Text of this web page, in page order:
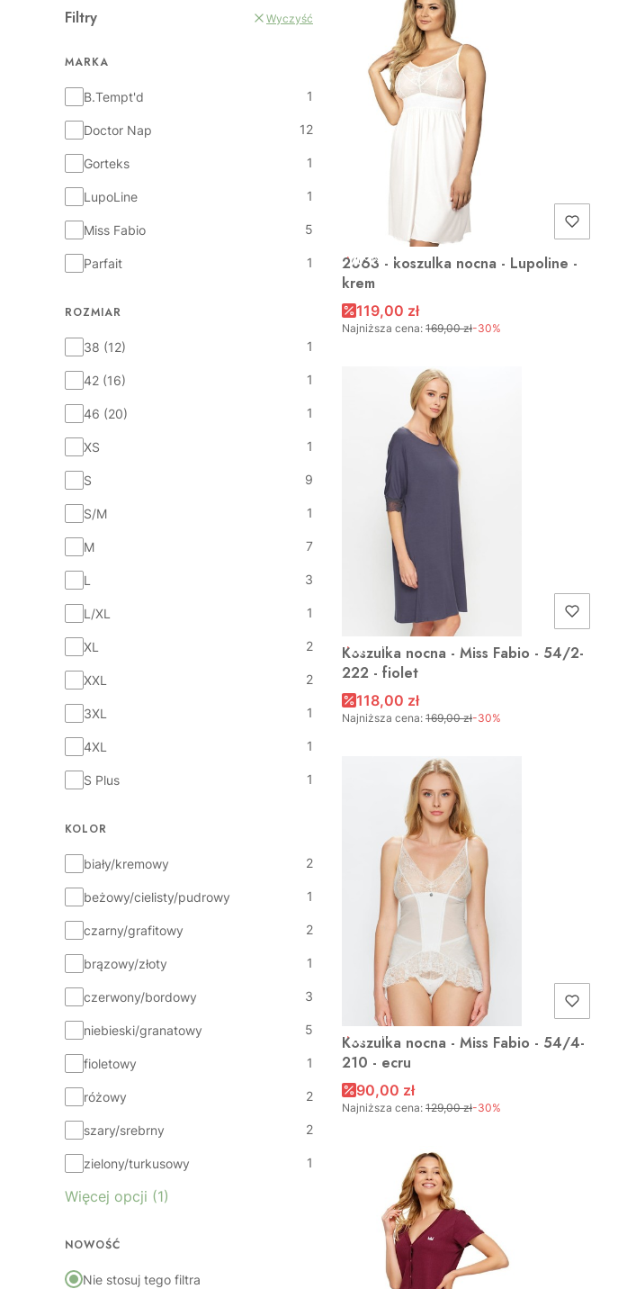
Filtry Wyczyść
MARKA
Marka
B.Tempt'd 1
Doctor Nap 12
Gorteks 1
LupoLine 1
Miss Fabio 5
Parfait 1
ROZMIAR
Rozmiar
38 (12) 1
42 (16) 1
46 (20) 1
XS 1
S 9
S/M 1
M 7
L 3
L/XL 1
XL 2
XXL 2
3XL 1
4XL 1
S Plus 1
KOLOR
Kolorbiały/kremowy 2
beżowy/cielisty/pudrowy 1
czarny/grafitowy 2
brązowy/złoty 1
czerwony/bordowy 3
niebieski/granatowy 5
fioletowy 1
różowy 2
szary/srebrny 2
zielony/turkusowy 1
Więcej opcji (1)
NOWOŚĆ
Nie stosuj tego filtra
OKAZJA
2063 - koszulka nocna - Lupoline -
krem
119,00 zł
Najniższa cena: 169,00 zł-30%
OKAZJA
Koszulka nocna - Miss Fabio - 54/2-
222 - fiolet
118,00 zł
Najniższa cena: 169,00 zł-30%
OKAZJA
Koszulka nocna - Miss Fabio - 54/4-
210 - ecru
90,00 zł
Najniższa cena: 129,00 zł-30%